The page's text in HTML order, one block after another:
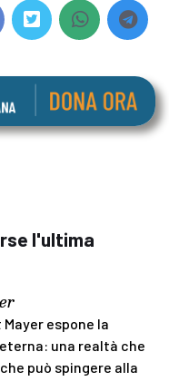
l'ultima
Mayer espone la
una realtà che
può spingere alla